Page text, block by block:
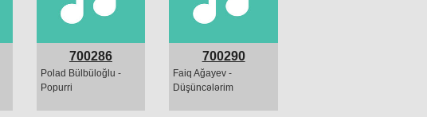
700286
Polad Bülbüloğlu -
Popurri
700290
Faiq Ağayev -
Düşüncələrim